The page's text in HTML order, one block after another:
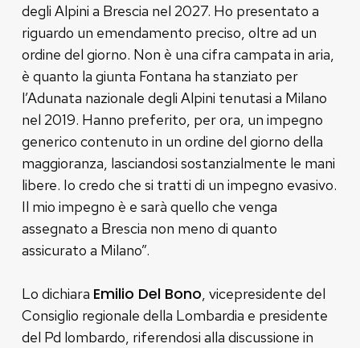
degli Alpini a Brescia nel 2027. Ho presentato a
riguardo un emendamento preciso, oltre ad un
ordine del giorno. Non è una cifra campata in aria,
è quanto la giunta Fontana ha stanziato per
l’Adunata nazionale degli Alpini tenutasi a Milano
nel 2019. Hanno preferito, per ora, un impegno
generico contenuto in un ordine del giorno della
maggioranza, lasciandosi sostanzialmente le mani
libere. Io credo che si tratti di un impegno evasivo.
Il mio impegno è e sarà quello che venga
assegnato a Brescia non meno di quanto
assicurato a Milano”.
Lo dichiara Emilio Del Bono, vicepresidente del
Consiglio regionale della Lombardia e presidente
del Pd lombardo, riferendosi alla discussione in